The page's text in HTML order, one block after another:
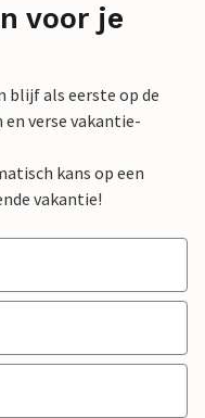
voor je
blijf als eerste op de
verse vakantie-
kans op een
vakantie!